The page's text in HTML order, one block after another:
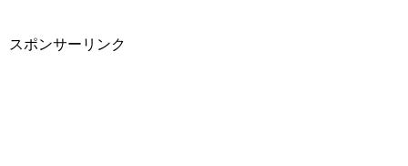
スポンサーリンク